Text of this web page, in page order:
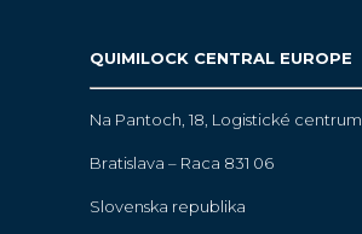
QUIMILOCK CENTRAL EUROPE
Na Pantoch, 18, Logistické centrum
Bratislava – Raca 831 06
Slovenska republika